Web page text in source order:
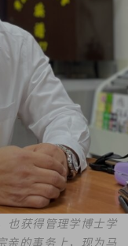
也获得管理学博士学
亲的事务上，现为马